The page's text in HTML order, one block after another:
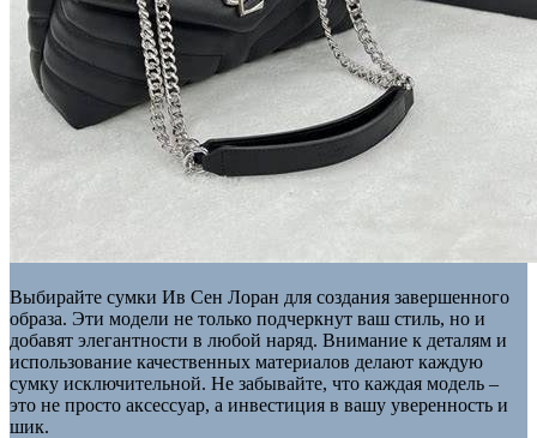
Выбирайте сумки Ив Сен Лоран для создания завершенного
образа. Эти модели не только подчеркнут ваш стиль, но и
добавят элегантности в любой наряд. Внимание к деталям и
использование качественных материалов делают каждую
сумку исключительной. Не забывайте, что каждая модель –
это не просто аксессуар, а инвестиция в вашу уверенность и
шик.